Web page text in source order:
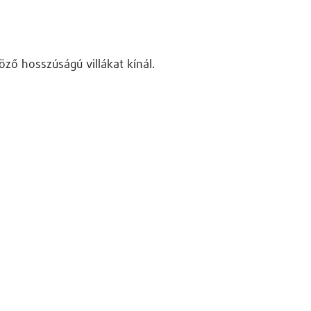
hosszúságú villákat kínál.